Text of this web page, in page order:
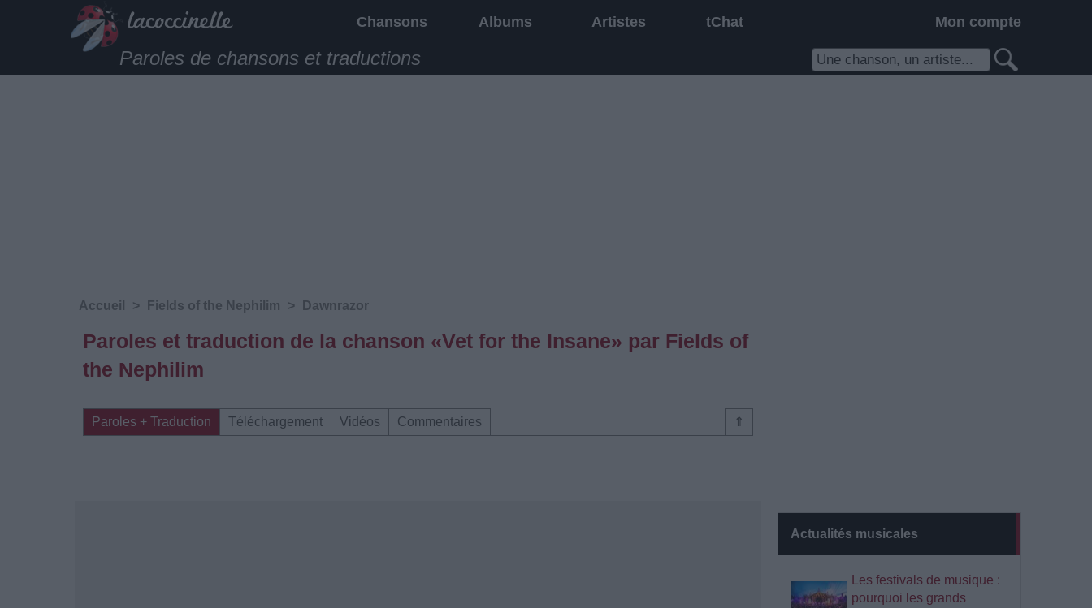
Chansons Albums Artistes tChat Mon compte
Paroles de chansons et traductions
Actualités musicales
Les festivals de musique :
pourquoi les grands
Accueil > Fields of the Nephilim > Dawnrazor
Paroles et traduction de la chanson «Vet for the Insane» par Fields of
the Nephilim
⇑
Paroles + Traduction Téléchargement Vidéos Commentaires